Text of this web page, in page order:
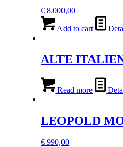
€ 8.000,00
Add to cart
ALTE
Read more
LEOPOLD
€ 990,00